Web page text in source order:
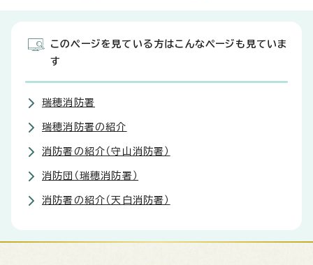
このページを見ている方はこんなページも見ていま
す
瑞穂消防署
瑞穂消防署の紹介
消防署の紹介（守山消防署）
消防団（瑞穂消防署）
消防署の紹介（天白消防署）